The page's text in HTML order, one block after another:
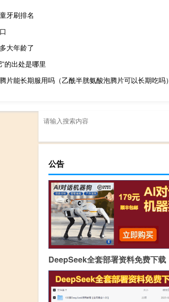
牙刷排名
大年龄了
的出处是哪里
片能长期服用吗（乙酰半胱氨酸泡腾片可以长期吃吗）
公告
DeepSeek全套部署资料免费下载